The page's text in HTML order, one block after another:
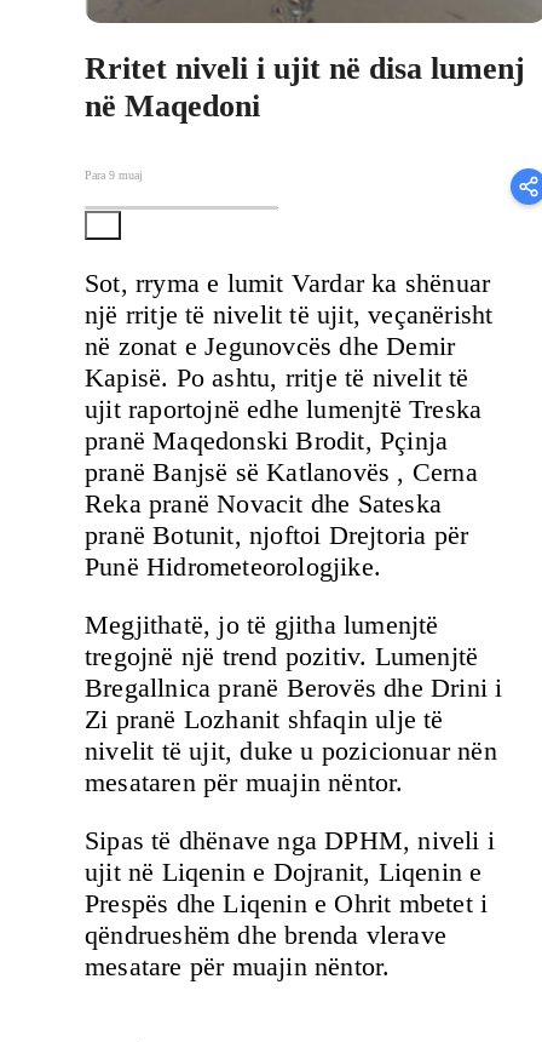
Rritet niveli i ujit në disa lumenj
në Maqedoni
Para 9 muaj
Sot, rryma e lumit Vardar ka shënuar
një rritje të nivelit të ujit, veçanërisht
në zonat e Jegunovcës dhe Demir
Kapisë. Po ashtu, rritje të nivelit të
ujit raportojnë edhe lumenjtë Treska
pranë Maqedonski Brodit, Pçinja
pranë Banjsë së Katlanovës , Cerna
Reka pranë Novacit dhe Sateska
pranë Botunit, njoftoi Drejtoria për
Punë Hidrometeorologjike.
Megjithatë, jo të gjitha lumenjtë
tregojnë një trend pozitiv. Lumenjtë
Bregallnica pranë Berovës dhe Drini i
Zi pranë Lozhanit shfaqin ulje të
nivelit të ujit, duke u pozicionuar nën
mesataren për muajin nëntor.
Sipas të dhënave nga DPHM, niveli i
ujit në Liqenin e Dojranit, Liqenin e
Prespës dhe Liqenin e Ohrit mbetet i
qëndrueshëm dhe brenda vlerave
mesatare për muajin nëntor.